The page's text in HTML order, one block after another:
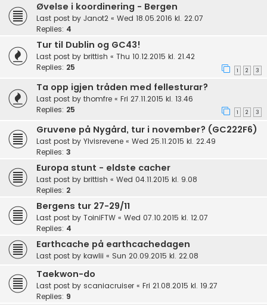
Øvelse i koordinering - Bergen
Last post by Janot2 « Wed 18.05.2016 kl. 22.07
Replies: 4
Tur til Dublin og GC43!
Last post by brittish « Thu 10.12.2015 kl. 21.42
Replies: 25 1 2 3
Ta opp igjen tråden med fellesturar?
Last post by thomfre « Fri 27.11.2015 kl. 13.46
Replies: 25 1 2 3
Gruvene på Nygård, tur i november? (GC222F6)
Last post by Ylvisrevene « Wed 25.11.2015 kl. 22.49
Replies: 3
Europa stunt - eldste cacher
Last post by brittish « Wed 04.11.2015 kl. 9.08
Replies: 2
Bergens tur 27-29/11
Last post by ToiniFTW « Wed 07.10.2015 kl. 12.07
Replies: 4
Earthcache på earthcachedagen
Last post by kawlii « Sun 20.09.2015 kl. 22.08
Taekwon-do
Last post by scaniacruiser « Fri 21.08.2015 kl. 19.27
Replies: 9